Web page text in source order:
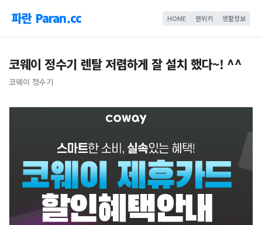
파란 Paran.cc HOME 맨위키 생활정보
코웨이 정수기 렌탈 저렴하게 잘 설치 했다~! ^^
코웨이 정수기